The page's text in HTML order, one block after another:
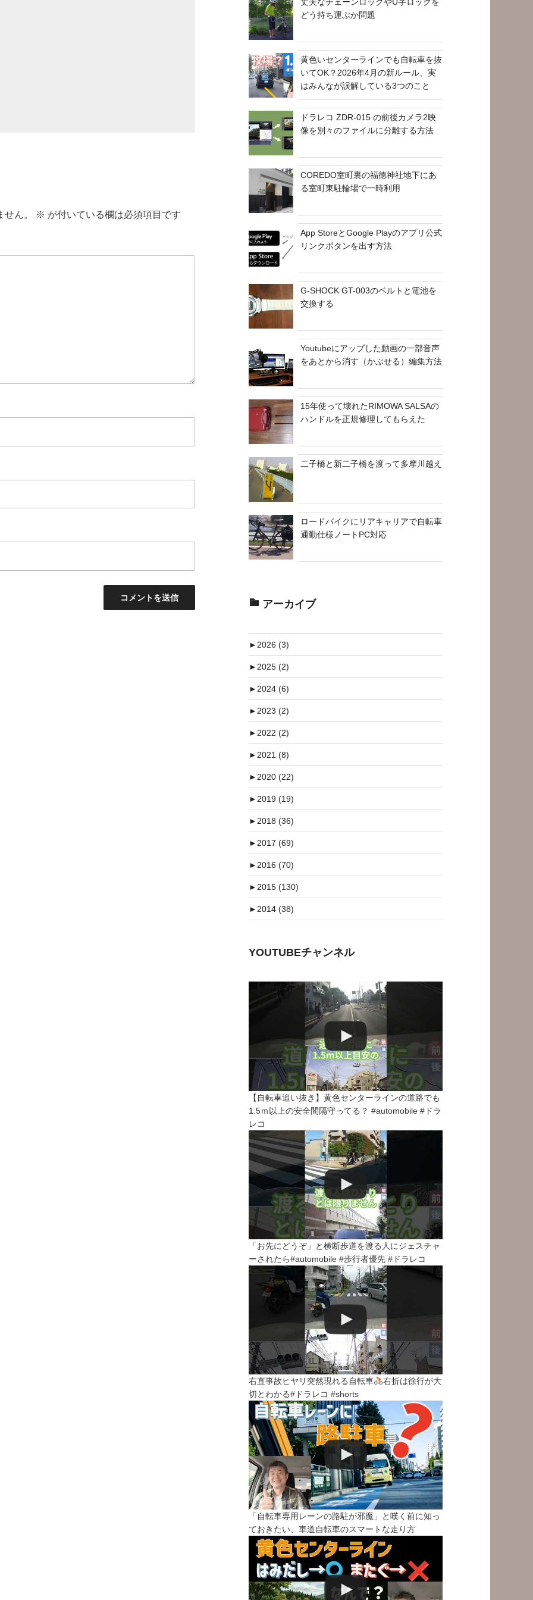
ん。 ※ が付いている欄は必須項目です
どう持ち運ぶか問題
黄色いセンターラインでも自転車を抜
いてOK？2026年4月の新ルール、実
はみんなが誤解している3つのこと
ドラレコ ZDR-015 の前後カメラ2映
像を別々のファイルに分離する方法
COREDO室町裏の福徳神社地下にあ
る室町東駐輪場で一時利用
App StoreとGoogle Playのアプリ公式
リンクボタンを出す方法
G-SHOCK GT-003のベルトと電池を
交換する
Youtubeにアップした動画の一部音声
をあとから消す（かぶせる）編集方法
15年使って壊れたRIMOWA SALSAの
ハンドルを正規修理してもらえた
二子橋と新二子橋を渡って多摩川越え
ロードバイクにリアキャリアで自転車
通勤仕様ノートPC対応
アーカイブ
►2026 (3)
►2025 (2)
►2024 (6)
►2023 (2)
►2022 (2)
►2021 (8)
►2020 (22)
►2019 (19)
►2018 (36)
►2017 (69)
►2016 (70)
►2015 (130)
►2014 (38)
YOUTUBEチャンネル
【自転車追い抜き】黄色センターラインの道路でも
1.5ｍ以上の安全間隔守ってる？ #automobile #ドラ
レコ
「お先にどうぞ」と横断歩道を渡る人にジェスチャ
ーされたら#automobile #歩行者優先 #ドラレコ
右直事故ヒヤリ突然現れる自転車
右折は徐行が大
切とわかる#ドラレコ #shorts
「自転車専用レーンの路駐が邪魔」と嘆く前に知っ
ておきたい、車道自転車のスマートな走り方